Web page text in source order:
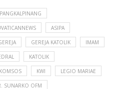
ASIPA
GEREJA KATOLIK IMAM
KATOLIK
KOMSOS KWI LEGIO MARIAE
SUNARKO OFM